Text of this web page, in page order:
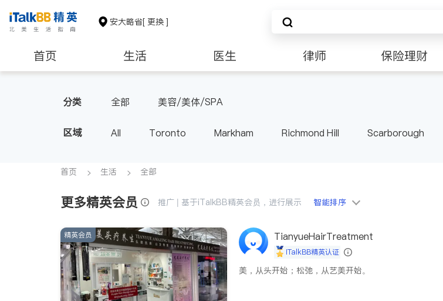
安大略省[ 更换 ]
首页 生活 医生 律师 保险理财
分类 全部 美容/美体/SPA
区域 All Toronto Markham Richmond Hill Scarborough
Aurora
首页 生活 全部
更多精英会员 推广 | 基于iTalkBB精英会员，进行展示 智能排序
精英会员 TianyueHairTreatment
iTalkBB精英认证
美，从头开始；松弛，从艺美开始。